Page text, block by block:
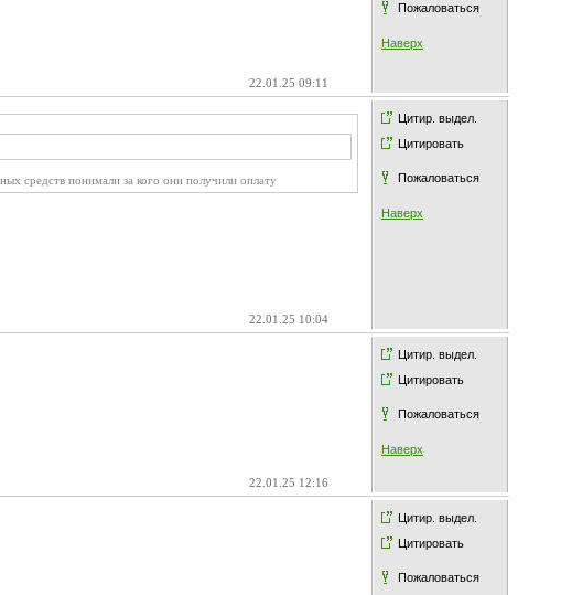
Пожаловаться
Наверх
22.01.25 09:11
Цитир. выдел.
Цитировать
Пожаловаться
Наверх
средств понимали за кого они получили оплату
22.01.25 10:04
Цитир. выдел.
Цитировать
Пожаловаться
Наверх
22.01.25 12:16
Цитир. выдел.
Цитировать
Пожаловаться